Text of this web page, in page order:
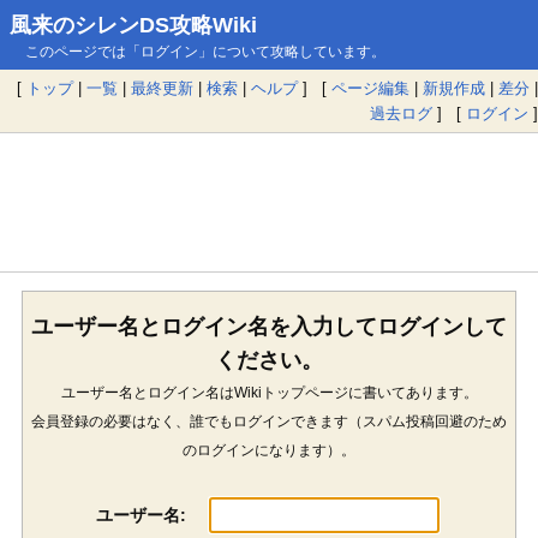
風来のシレンDS攻略Wiki
このページでは「ログイン」について攻略しています。
[ トップ| 一覧 | 最終更新 | 検索 | ヘルプ] [ ページ編集 | 新規作成 | 差分 |
過去ログ ] [ ログイン ]
ユーザー名とログイン名を入力してログインして
ください。
ユーザー名とログイン名はWikiトップページに書いてあります。
会員登録の必要はなく、誰でもログインできます（スパム投稿回避のため
のログインになります）。
ユーザー名: